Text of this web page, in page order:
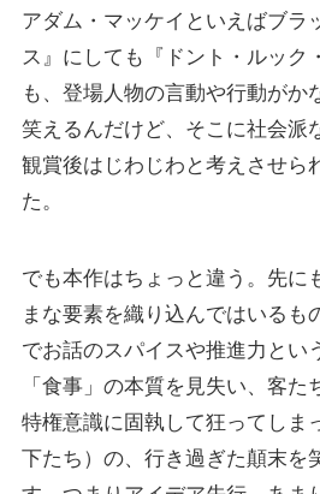
アダム・マッケイといえばブラ
ス』にしても『ドント・ルック
も、登場人物の言動や行動がか
笑えるんだけど、そこに社会派
観賞後はじわじわと考えさせら
た。
でも本作はちょっと違う。先に
まな要素を織り込んではいるも
でお話のスパイスや推進力とい
「食事」の本質を見失い、客
特権意識に固執して狂ってしま
下たち）の、行き過ぎた顛末を